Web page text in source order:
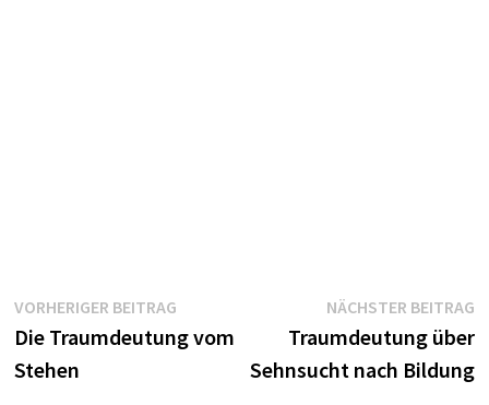
Beitragsnavigation
VORHERIGER BEITRAGVorheriger
Beitrag:
Die Traumdeutung vom
Stehen
NÄCHSTER BEITRAG
Traumdeutung über
Sehnsucht nach Bildung